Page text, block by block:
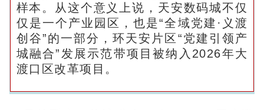
样本。从这个意义上说，天安数码城不仅
仅是一个产业园区，也是“全域党建·义渡
创谷”的一部分，环天安片区“党建引领产
城融合”发展示范带项目被纳入2026年大
渡口区改革项目。